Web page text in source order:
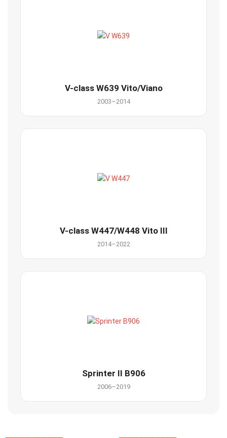
V-class W639 Vito/Viano
2003–2014
V-class W447/W448 Vito III
2014–2022
Sprinter II B906
2006–2019